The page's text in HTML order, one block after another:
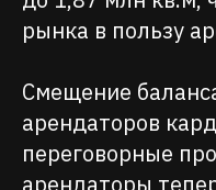
рынка в пользу
Смещение
арендаторов
переговорные
арендаторы